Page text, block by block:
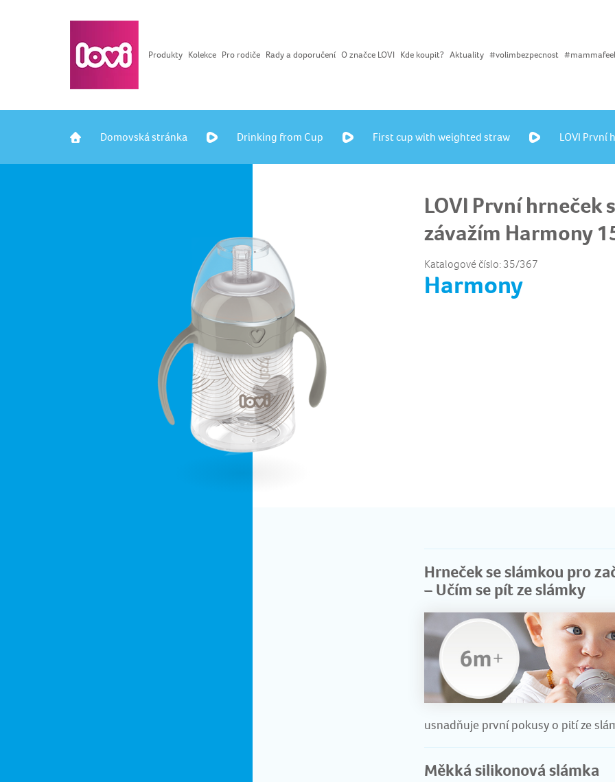
Produkty Kolekce Pro rodiče Rady a doporučení O značce LOVI Kde koupit? Aktuality #volimbezpecnost #mammafeel
Domovská stránka Drinking from Cup First cup with weighted straw LOVI První
LOVI První hrneček
závažím Harmony
Katalogové číslo: 35/367
Harmony
Hrneček se slámkou pro
– Učím se pít ze slámky
usnadňuje první pokusy o pití ze
Měkká silikonová slámka